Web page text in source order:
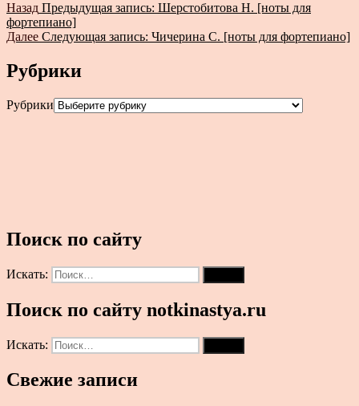
Назад Предыдущая запись: Шерстобитова Н. [ноты для
фортепиано]
Далее Следующая запись: Чичерина С. [ноты для фортепиано]
Рубрики
Рубрики
Поиск по сайту
Искать:
Поиск по сайту notkinastya.ru
Искать:
Свежие записи